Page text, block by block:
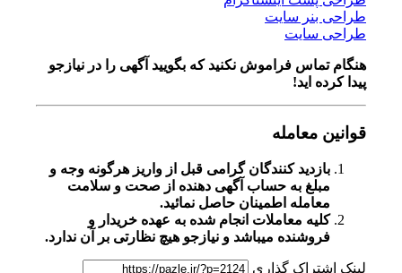
طراحی بنر سایت
طراحی سایت
هنگام تماس فراموش نکنید که بگویید آگهی را در نیازجو
پیدا کرده اید!
قوانین معامله
بازدید کنندگان گرامی قبل از واریز هرگونه وجه و
مبلغ به حساب آگهی دهنده از صحت و سلامت
معامله اطمینان حاصل نمائید.
کلیه معاملات انجام شده به عهده خریدار و
فروشنده میباشد و نیازجو هیچ نظارتی بر آن ندارد.
لینک اشتراک گذاری